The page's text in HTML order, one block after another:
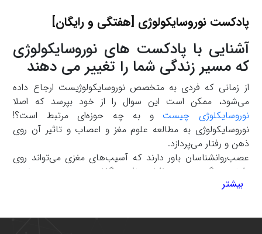
پادکست نوروسایکولوژی [هفتگی و رایگان]
آشنایی با پادکست های نوروسایکولوژی
که مسیر زندگی شما را تغییر می دهند
از زمانی که فردی به متخصص نوروسایکولوژیست ارجاع داده
می‌شود، ممکن است این سوال را از خود بپرسد که اصلا
نوروسایکلوژی چیستو به چه حوزه‌ای مرتبط است؟!
نوروسایکولوژی به مطالعه علوم مغز و اعصاب و تاثیر آن روی
ذهن و رفتار می‌پردازد.
عصب‌روانشناسان باور دارند که آسیب‌های مغزی می‌تواند روی
رفتار زندگی روزمره افراد تاثیر بگذارد. به صورت خلاصه
علم
رفتاری، روابط اجتماعی و ارتباط‌گیری با دیگران، حرکتی و فیزیک
بیشتر